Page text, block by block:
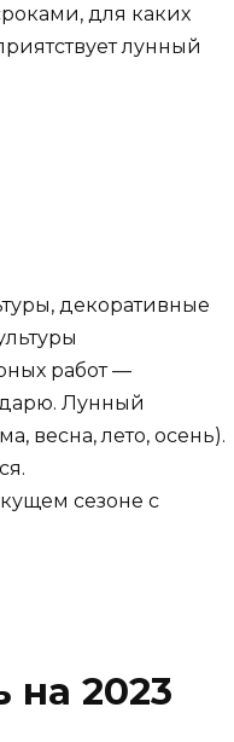
для каких
лунный
декоративные
работ —
Лунный
весна, лето, осень).
сезоне с
на 2023